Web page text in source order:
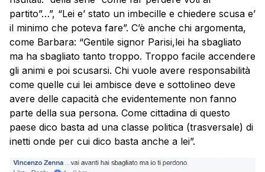
partito”…”, “Lei e’ stato un imbecille e chiedere scusa e’
il minimo che poteva fare”. C’è anche chi argomenta,
come Barbara: “Gentile signor Parisi,lei ha sbagliato
ma ha sbagliato tanto troppo. Troppo facile accendere
gli animi e poi scusarsi. Chi vuole avere responsabilità
come quelle cui lei ambisce deve e sottolineo deve
avere delle capacità che evidentemente non fanno
parte della sua persona. Come cittadina di questo
paese dico basta ad una classe politica (trasversale) di
inetti onde per cui dico basta anche a lei”.